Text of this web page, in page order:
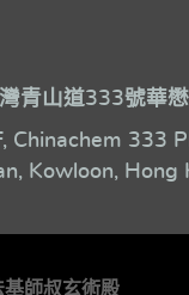
青山道333號華
Chinachem 333
Kowloon, Hong
師叔玄術殿